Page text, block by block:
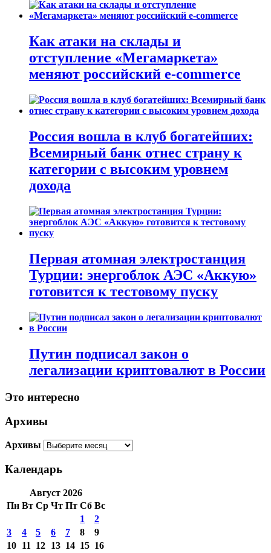
Как атаки на склады и
отступление «Мегамаркета»
меняют российский e-commerce
Россия вошла в клуб богатейших:
Всемирный банк отнес страну к
категории с высоким уровнем
дохода
Первая атомная электростанция
Турции: энергоблок АЭС «Аккую»
готовится к тестовому пуску
Путин подписал закон о
легализации криптовалют в России
Это интересно
Архивы
Архивы
Календарь
Август 2026
Пн Вт Ср Чт Пт Сб Вс
1
2
3
4 5 6 7 8
9
10 11 12 13 14 15 16